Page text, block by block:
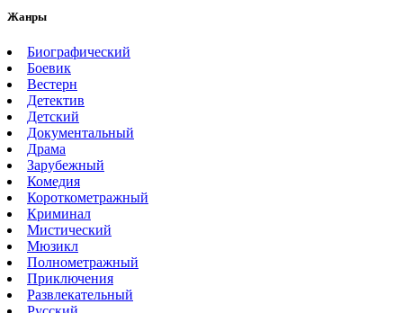
Жанры
Биографический
Боевик
Вестерн
Детектив
Детский
Документальный
Драма
Зарубежный
Комедия
Короткометражный
Криминал
Мистический
Мюзикл
Полнометражный
Приключения
Развлекательный